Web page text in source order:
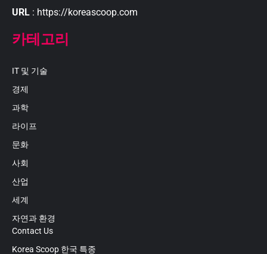
URL : https://koreascoop.com
카테고리
IT 및 기술
경제
과학
라이프
문화
사회
산업
세계
자연과 환경
Contact Us
Korea Scoop 한국 특종